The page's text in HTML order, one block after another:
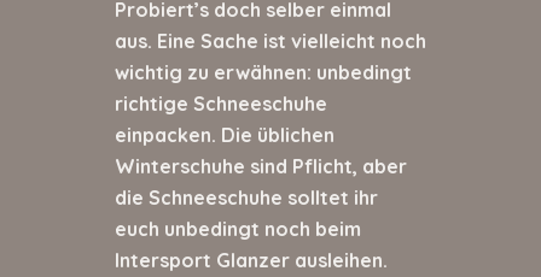
Probiert’s doch selber einmal
aus. Eine Sache ist vielleicht noch
wichtig zu erwähnen: unbedingt
richtige Schneeschuhe
einpacken. Die üblichen
Winterschuhe sind Pflicht, aber
die Schneeschuhe solltet ihr
euch unbedingt noch beim
Intersport Glanzer ausleihen.